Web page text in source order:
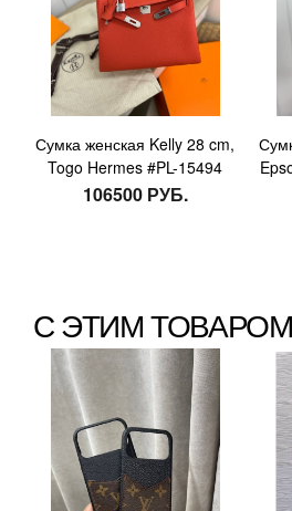
Сумка женская Kelly 28 cm,
Togo Hermes #PL-15494
106500 РУБ.
С ЭТИМ